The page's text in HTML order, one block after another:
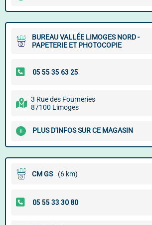
BUREAU VALLÉE LIMOGES NORD -
PAPETERIE ET PHOTOCOPIE
3 Rue des Fourneries
87100 Limoges
PLUS D'INFOS SUR CE MAGASIN
CM GS (6 km)